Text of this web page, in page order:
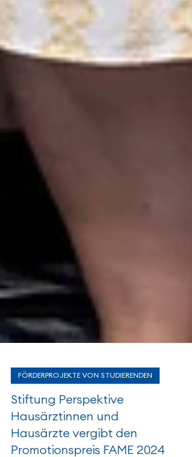
FÖRDERPROJEKTE VON STUDIERENDEN
Stiftung Perspektive
Hausärztinnen und